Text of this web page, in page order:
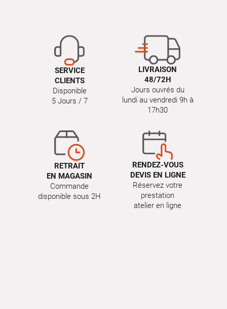
SERVICE
CLIENTS
Disponible
5 Jours / 7
LIVRAISON
48/72H
Jours ouvrés du
lundi au vendredi 9h à
17h30
RETRAIT
EN MAGASIN
Commande
disponible sous 2H
RENDEZ-VOUS
DEVIS EN LIGNE
Réservez votre
prestation
atelier en ligne